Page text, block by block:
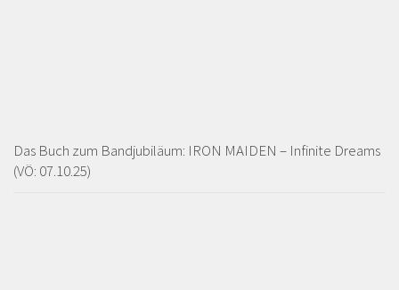
Das Buch zum Bandjubiläum: IRON MAIDEN – Infinite Dreams
(VÖ: 07.10.25)